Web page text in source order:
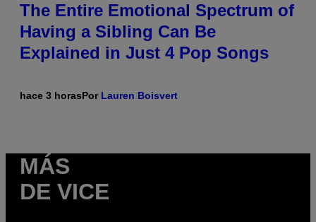
The Entire Emotional Spectrum of
Having a Sibling Can Be
Explained in Just 4 Pop Songs
hace 3 horasPor Lauren Boisvert
MÁS
DE VICE